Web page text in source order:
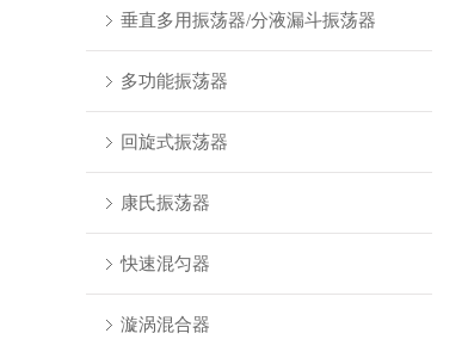
垂直多用振荡器/分液漏斗振荡器
多功能振荡器
回旋式振荡器
康氏振荡器
快速混匀器
漩涡混合器